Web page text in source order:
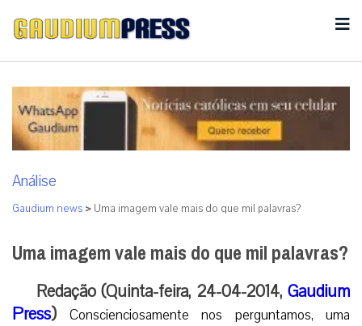
Análise
Gaudium news > Uma imagem vale mais do que mil palavras?
Uma imagem vale mais do que mil palavras?
Redação (Quinta-feira, 24-04-2014, Gaudium
Press) Conscienciosamente nos perguntamos, uma